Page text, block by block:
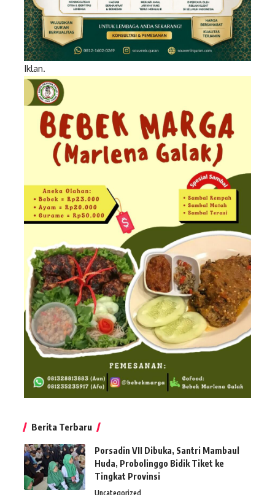
Iklan.
Berita Terbaru
Porsadin VII Dibuka, Santri Mambaul
Huda, Probolinggo Bidik Tiket ke
Tingkat Provinsi
Uncategorized